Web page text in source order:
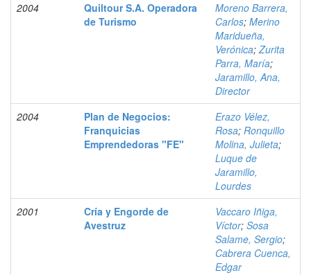
2004
Quiltour S.A. Operadora
de Turismo
Moreno Barrera,
Carlos; Merino
Maridueña,
Verónica;Zurita
Parra, María;
Jaramillo, Ana,
Director
2004
Plan de Negocios:
Franquicias
Emprendedoras "FE"
Erazo Vélez,
Rosa; Ronquillo
Molina, Julieta;
Luque de
Jaramillo,
Lourdes
2001
Cría y Engorde de
Avestruz
Vaccaro Iñiga,
Víctor; Sosa
Salame, Sergio;
Cabrera Cuenca,
Edgar